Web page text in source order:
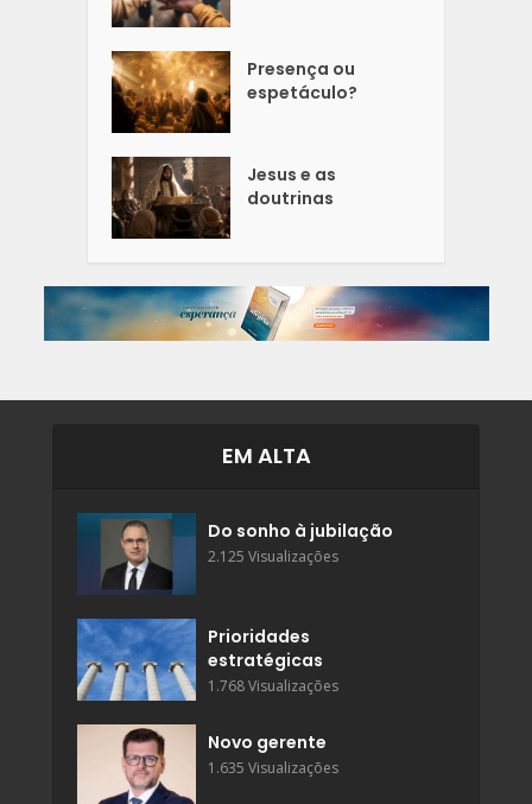
Presença ou
espetáculo?
Jesus e as
doutrinas
EM ALTA
Do sonho à jubilação
2.125 Visualizações
Prioridades
estratégicas
1.768 Visualizações
Novo gerente
1.635 Visualizações